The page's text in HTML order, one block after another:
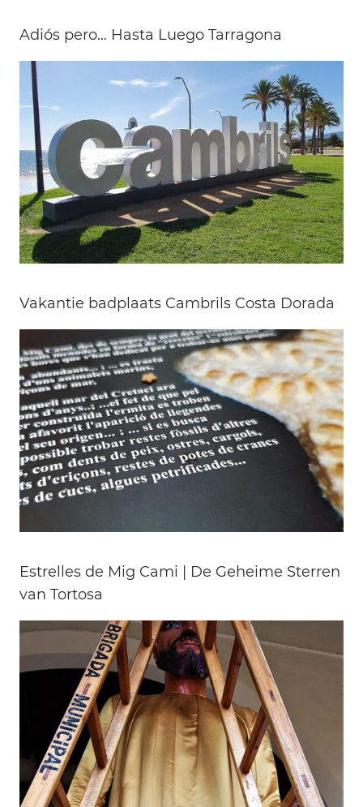
Adiós pero… Hasta Luego Tarragona
Vakantie badplaats Cambrils Costa Dorada
Estrelles de Mig Cami | De Geheime Sterren
van Tortosa